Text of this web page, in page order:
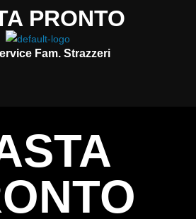
PRONTO
Fam. Strazzeri